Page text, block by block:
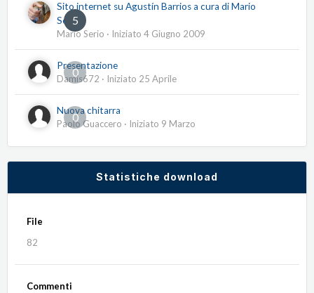
5
Sito internet su Agustín Barrios a cura di Mario
Serio
Mario Serio · Iniziato 4 Giugno 2009
0
Presentazione
Damis672 · Iniziato 25 Aprile
0
Nuova chitarra
Paolo Guaccero · Iniziato 9 Marzo
Statistiche download
File
82
Commenti